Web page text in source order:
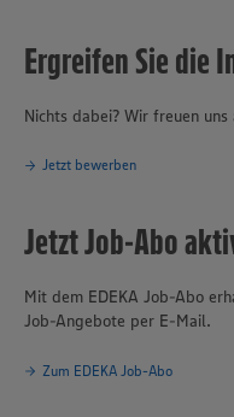
Ergreifen Sie die
Nichts dabei? Wir freuen
Jetzt bewerben
Jetzt Job-Abo
Mit dem EDEKA Job-Abo
Job-Angebote per E-Mail.
Zum EDEKA Job-Abo